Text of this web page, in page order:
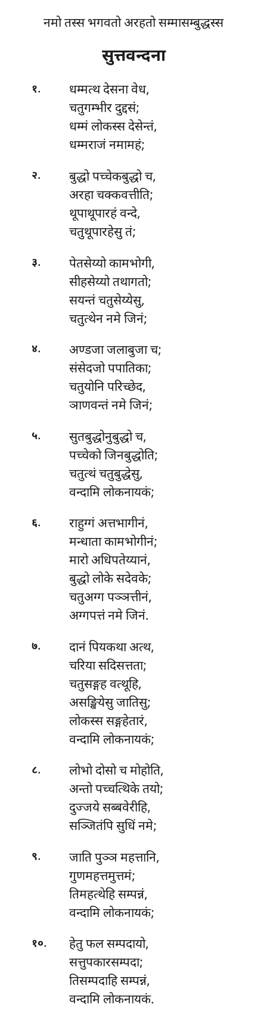
नमो तस्स भगवतो अरहतो सम्मासम्बुद्धस्स
सुत्तवन्दना
१. धम्मत्थदेसना वेध,
चतुगम्भीर दुद्दसं;
धम्मं लोकस्स देसेन्तं,
धम्मराजं नमामहं;
२. बुद्धोपच्चेकबुद्धो च,
अरहा चक्कवत्तीति;
थूपाथूपारहं वन्दे,
चतुथूपारहेसु तं;
३. पेतसेय्योकामभोगी,
सीहसेय्यो तथागतो;
सयन्तं चतुसेय्येसु,
चतुत्थेन नमे जिनं;
४.
अण्डजा जलाबुजा च;
संसेदजो पपातिका;
चतुयोनि परिच्छेद,
ञाणवन्तं नमे जिनं;
५. सुतबुद्धोनुबुद्धोच,
पच्चेको जिनबुद्धोति;
चतुत्थं चतुबुद्धेसु,
वन्दामि लोकनायकं;
६. राहुग्गंअत्तभागीनं,
मन्धाता कामभोगीनं;
मारो अधिपतेय्यानं,
बुद्धो लोके सदेवके;
चतुअग्ग पञ्ञत्तीनं,
अग्गपत्तं नमे जिनं.
७. दानंपियकथा अत्थ,
चरिया सदिसत्तता;
चतुसङ्गह वत्थूहि,
असङ्खियेसु जातिसु;
लोकस्स सङ्गहेतारं,
वन्दामि लोकनायकं;
८.
लोभो दोसो च मोहोति,
अन्तो पच्चत्थिके तयो;
दुज्जयेसब्बवेरीहि,
सञ्जितंपि सुधिं नमे;
९.
जाति पुञ्ञ महत्तानि,
गुणमहत्तमुत्तमं;
तिमहत्थेहि सम्पन्नं,
वन्दामि लोकनायकं;
१०. हेतुफल सम्पदायो,
सत्तुपकारसम्पदा;
तिसम्पदाहि सम्पन्नं,
वन्दामि लोकनायकं.